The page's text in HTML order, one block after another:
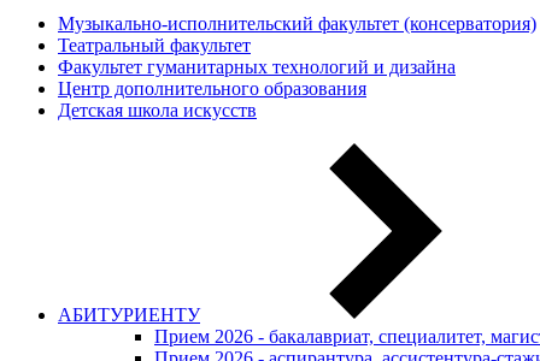
Музыкально-исполнительский факультет (консерватория)
Театральный факультет
Факультет гуманитарных технологий и дизайна
Центр дополнительного образования
Детская школа искусств
АБИТУРИЕНТУ
Прием 2026 - бакалавриат, специалитет,